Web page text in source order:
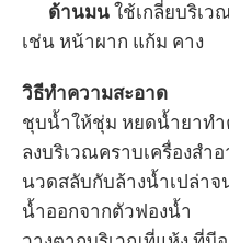
ด้านมน ใช้เกลี่ยบริเว
เช่น หน้าผาก แก้ม คาง
วิธีทำความสะอาด
ชุบน้ำให้ชุ่ม หยดน้ำยาทำ
ลงบริเวณคราบเครื่องสำอ
นวดสลับกับล้างน้ำเปล่าจ
น้ำออกจากตัวฟองน้ำ